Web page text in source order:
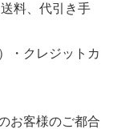
料、代引き手
・クレジットカ
お客様のご都合